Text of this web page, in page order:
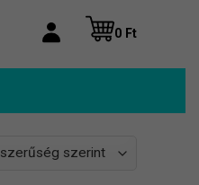
0 Ft